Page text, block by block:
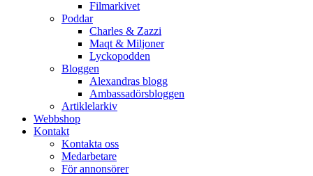
Filmarkivet
Poddar
Charles & Zazzi
Maqt & Miljoner
Lyckopodden
Bloggen
Alexandras blogg
Ambassadörsbloggen
Artiklelarkiv
Webbshop
Kontakt
Kontakta oss
Medarbetare
För annonsörer